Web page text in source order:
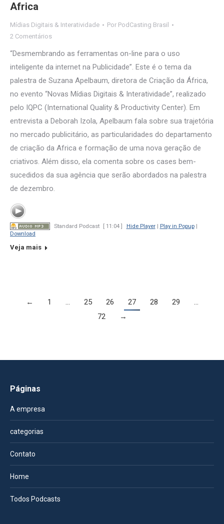
Africa
Mídias Digitais & Interatividade Por PodCasting Brasil
2 Comentários
“Desmembrando as ferramentas on-line para o uso
inteligente da internet na Publicidade”. Este é o tema da
palestra de Suzana Apelbaum, diretora de Criação da África,
no evento “Novas Mídias Digitais & Interatividade”, realizado
pelo IQPC (International Quality & Productivity Center). Em
entrevista a Deborah Izola, Apelbaum fala sobre sua trajetória
no mercado publicitário, as particularidades do departamento
de criação da Africa e formação de uma nova geração de
criativos. Além disso, ela comenta sobre os cases bem-
sucedidos da sua agência que serão abordados na palestra
de dezembro.
Standard Podcast [ 11:04 ] Hide Player| Play in Popup|
Download
Veja mais
← 1 … 25 26 27 28 29
…
72
→
Páginas
A empresa
categorias
Contato
Home
Todos Podcasts